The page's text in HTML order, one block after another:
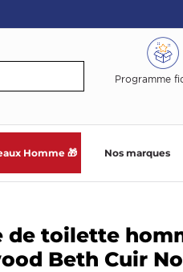
Programme
Homme 🎁 Nos marques
de toilette
Beth Cuir